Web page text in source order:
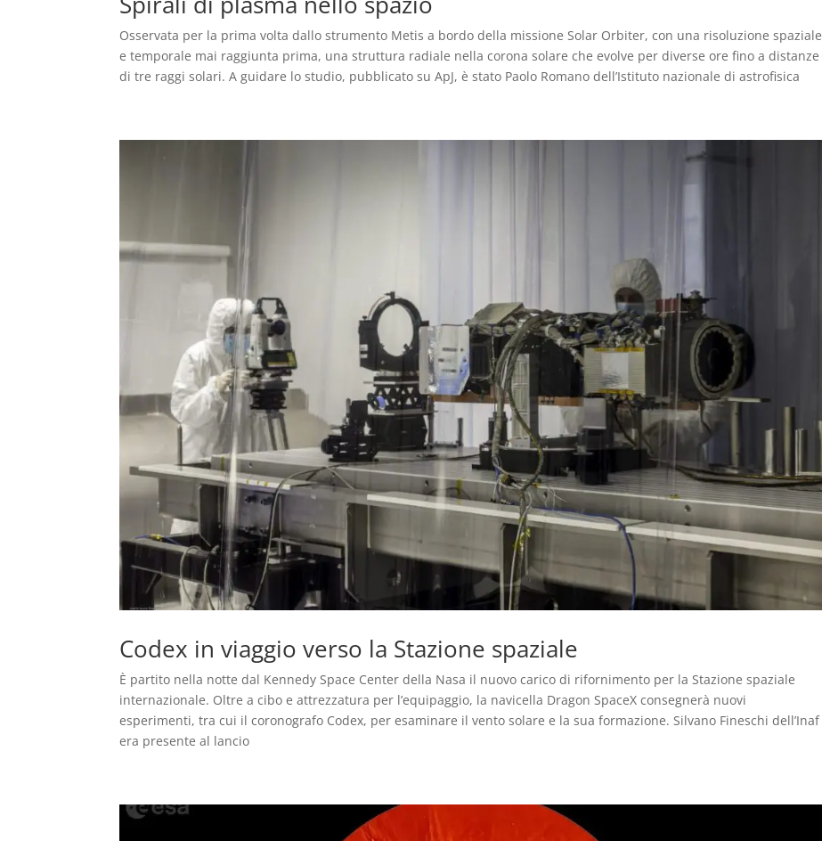
Osservata per la prima volta dallo strumento Metis a bordo della missione Solar Orbiter, con una risoluzione spaziale
e temporale mai raggiunta prima, una struttura radiale nella corona solare che evolve per diverse ore fino a distanze
di tre raggi solari. A guidare lo studio, pubblicato su ApJ, è stato Paolo Romano dell’Istituto nazionale di astrofisica
Codex in viaggio verso la Stazione spaziale
È partito nella notte dal Kennedy Space Center della Nasa il nuovo carico di rifornimento per la Stazione spaziale
internazionale. Oltre a cibo e attrezzatura per l’equipaggio, la navicella Dragon SpaceX consegnerà nuovi
esperimenti, tra cui il coronografo Codex, per esaminare il vento solare e la sua formazione. Silvano Fineschi dell’Inaf
era presente al lancio